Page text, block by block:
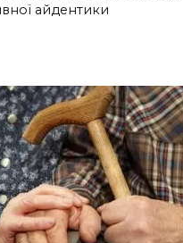
айдентики